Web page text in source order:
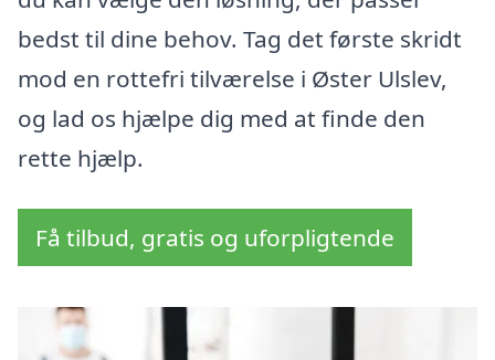
bedst til dine behov. Tag det første skridt
mod en rottefri tilværelse i Øster Ulslev,
og lad os hjælpe dig med at finde den
rette hjælp.
Få tilbud, gratis og uforpligtende